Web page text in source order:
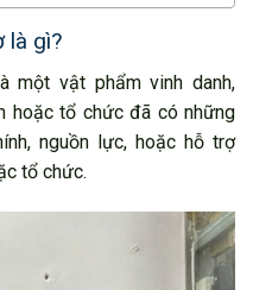
là gì?
một vật phẩm vinh danh,
hoặc tổ chức đã có những
nguồn lực, hoặc hỗ trợ
tổ chức.